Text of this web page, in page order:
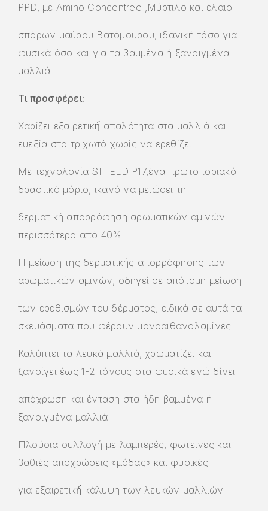
PPD, με Amino Concentree ,Μύρτιλο και έλαιο
σπόρων μαύρου Βατόμουρου, ιδανική τόσο για
φυσικά όσο και για τα βαμμένα ή ξανοιγμένα
μαλλιά.
Τι προσφέρει:
Χαρίζει εξαιρετική́ απαλότητα στα μαλλιά και
ευεξία στο τριχωτό χωρίς να ερεθίζει
Με τεχνολογία SHIELD P17,ένα πρωτοποριακό
δραστικό μόριο, ικανό να μειώσει τη
δερματική απορρόφηση αρωματικών αμινών
περισσότερο από 40%.
Η μείωση της δερματικής απορρόφησης των
αρωματικών αμινών, οδηγεί σε απότομη μείωση
των ερεθισμών του δέρματος, ειδικά σε αυτά τα
σκευάσματα που φέρουν μονοαιθανολαμίνες.
Καλύπτει τα λευκά μαλλιά, χρωματίζει και
ξανοίγει έως 1-2 τόνους στα φυσικά ενώ δίνει
απόχρωση και ένταση στα ήδη βαμμένα ή
ξανοιγμένα μαλλιά
Πλούσια συλλογή με λαμπερές, φωτεινές και
βαθιές αποχρώσεις «μόδας» και φυσικές
για εξαιρετική́ κάλυψη των λευκών μαλλιών